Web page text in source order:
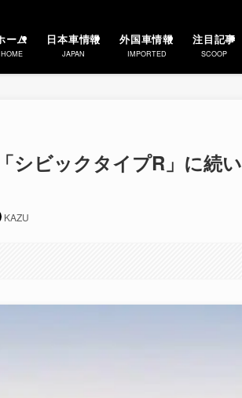
ーム
HOME
日本車情報
JAPAN
外国車情報
IMPORTED
注目記事
SCOOP
シビックタイプR」に続い
KAZU